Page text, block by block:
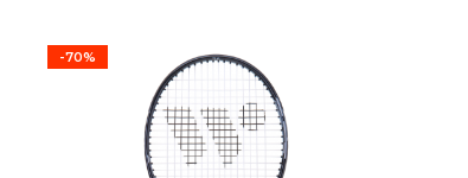
-70%